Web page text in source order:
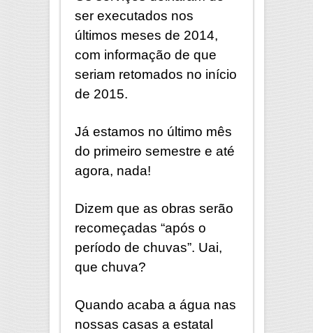
ser executados nos
últimos meses de 2014,
com informação de que
seriam retomados no início
de 2015.
Já estamos no último mês
do primeiro semestre e até
agora, nada!
Dizem que as obras serão
recomeçadas “após o
período de chuvas”. Uai,
que chuva?
Quando acaba a água nas
nossas casas a estatal